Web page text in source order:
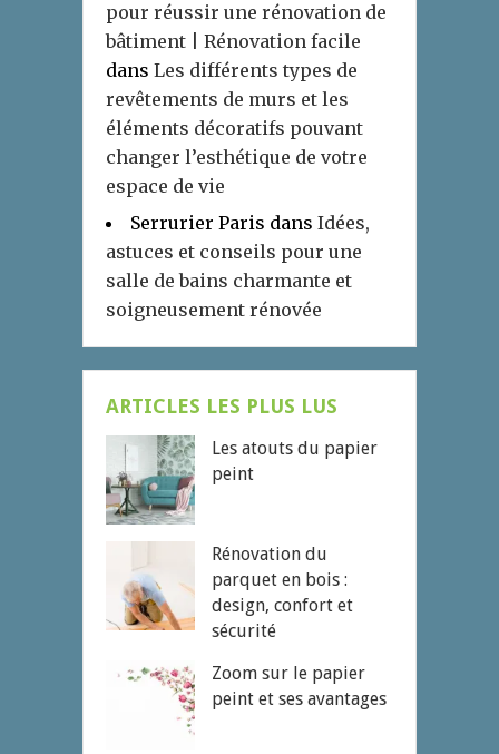
pour réussir une rénovation de
bâtiment | Rénovation facile
dans Les différents types de
revêtements de murs et les
éléments décoratifs pouvant
changer l’esthétique de votre
espace de vie
Serrurier Paris dans Idées,
astuces et conseils pour une
salle de bains charmante et
soigneusement rénovée
ARTICLES LES PLUS LUS
Les atouts du papier
peint
Rénovation du
parquet en bois :
design, confort et
sécurité
Zoom sur le papier
peint et ses avantages